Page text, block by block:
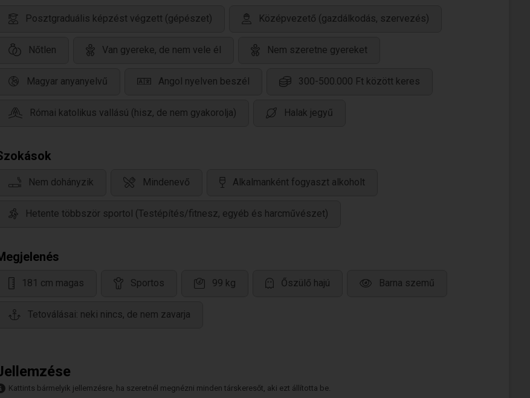
Posztgraduális képzést végzett (gépészet) Középvezető (gazdálkodás, szervezés)
Nőtlen Van gyereke, de nem vele él Nem szeretne gyereket
Magyar anyanyelvű Angol nyelven beszél 300-500.000 Ft között keres
Római katolikus vallású (hisz, de nem gyakorolja) Halak jegyű
Nem dohányzik Mindenevő Alkalmanként fogyaszt alkoholt
Hetente többször sportol (Testépítés/fitnesz, egyéb és harcművészet)
181 cm magas Sportos 99 kg Őszülő hajú Barna szemű
Tetoválásai: neki nincs, de nem zavarja
Kattints bármelyik jellemzésre, ha szeretnél megnézni minden társkeresőt, aki ezt állította be.